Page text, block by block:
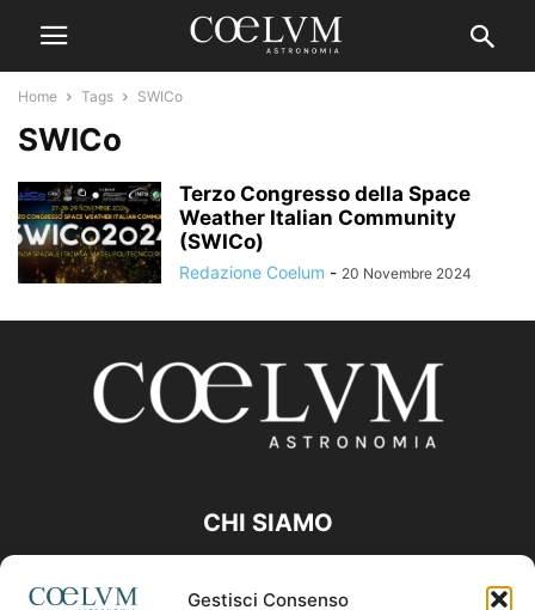
Gestisci Consenso
Home Tags SWICo
SWICo
Terzo Congresso della Space
Weather Italian Community
(SWICo)
Redazione Coelum - 20 Novembre 2024
CHI SIAMO
Contattaci:coelumastro@coelum.com